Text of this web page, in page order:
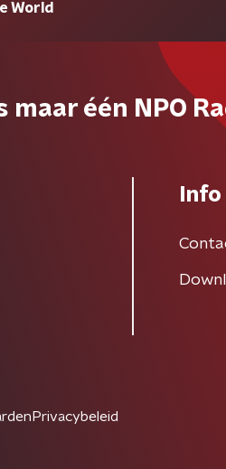
World
maar één NPO
Info
Privacybeleid